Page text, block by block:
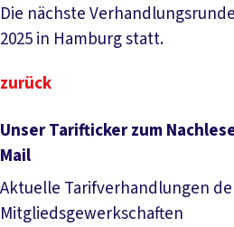
Die nächste
2025 in Hamburg statt.
zurück
Unser Tarifticker zum
Mail
Aktuelle Tarifverhandlungen
Mitgliedsgewerkschaften